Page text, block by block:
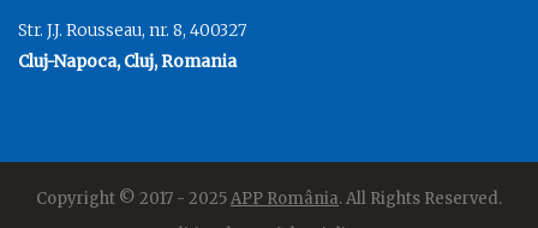
Str. J.J. Rousseau, nr. 8, 400327
Cluj-Napoca, Cluj, Romania
Copyright © 2017 - 2025APP România. All Rights Reserved.